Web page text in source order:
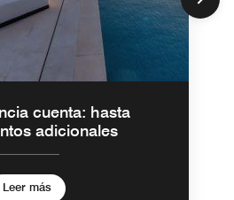
cuenta: hasta
adicionales
Leer más